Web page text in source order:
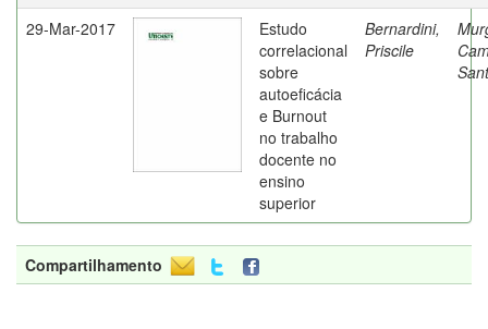
29-Mar-2017
Estudo
correlacional
sobre
autoeficácia
e Burnout
no trabalho
docente no
ensino
superior
Bernardini,
Priscile
Compartilhamento